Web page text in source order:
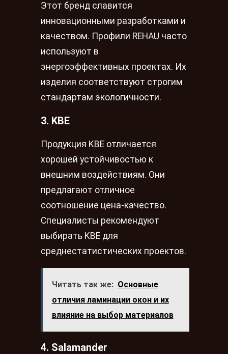
Этот бренд славится
инновационными разработками и
качеством. Профили REHAU часто
используют в
энергоэффективных проектах. Их
изделия соответствуют строгим
стандартам экологичности.
3. KBE
Продукция KBE отличается
хорошей устойчивостью к
внешним воздействиям. Они
предлагают отличное
соотношение цена-качество.
Специалисты рекомендуют
выбирать KBE для
среднестатистических проектов.
Читать так же: Основные
отличия ламинации окон и их
влияние на выбор материалов
4. Salamander